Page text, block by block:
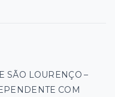
SÃO LOURENÇO –
COM